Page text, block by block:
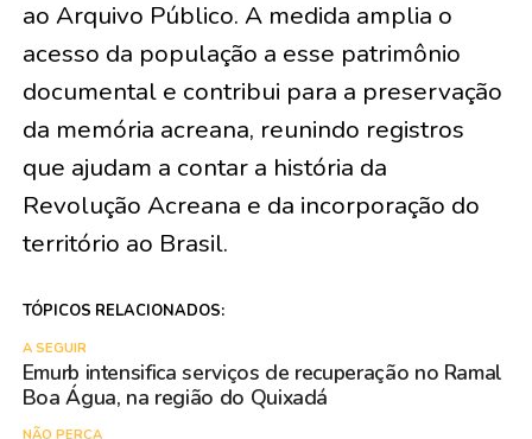
ao Arquivo Público. A medida amplia o
acesso da população a esse patrimônio
documental e contribui para a preservação
da memória acreana, reunindo registros
que ajudam a contar a história da
Revolução Acreana e da incorporação do
território ao Brasil.
TÓPICOS RELACIONADOS:
A SEGUIR
Emurb intensifica serviços de recuperação no Ramal
Boa Água, na região do Quixadá
NÃO PERCA